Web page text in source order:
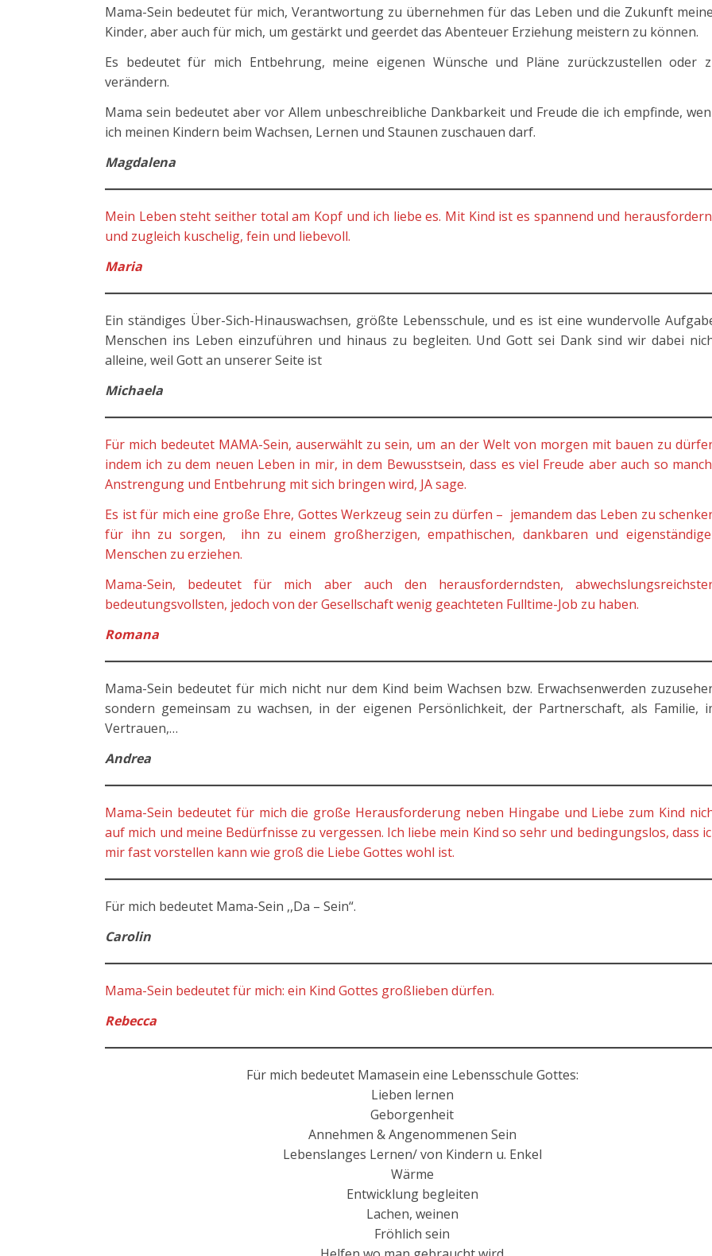
Mama-Sein bedeutet für mich, Verantwortung zu übernehmen für das Leben und die Zukunft
Kinder, aber auch für mich, um gestärkt und geerdet das Abenteuer Erziehung meistern zu können.
Es bedeutet für mich Entbehrung, meine eigenen Wünsche und Pläne zurückzustellen oder
verändern.
Mama sein bedeutet aber vor Allem unbeschreibliche Dankbarkeit und Freude die ich empfinde,
ich meinen Kindern beim Wachsen, Lernen und Staunen zuschauen darf.
Magdalena
Mein Leben steht seither total am Kopf und ich liebe es. Mit Kind ist es spannend und
und zugleich kuschelig, fein und liebevoll.
Maria
Ein ständiges Über-Sich-Hinauswachsen, größte Lebensschule, und es ist eine wundervolle
Menschen ins Leben einzuführen und hinaus zu begleiten. Und Gott sei Dank sind wir dabei
alleine, weil Gott an unserer Seite ist
Michaela
Für mich bedeutet MAMA-Sein, auserwählt zu sein, um an der Welt von morgen mit bauen zu
indem ich zu dem neuen Leben in mir, in dem Bewusstsein, dass es viel Freude aber auch so
Anstrengung und Entbehrung mit sich bringen wird, JA sage.
Es ist für mich eine große Ehre, Gottes Werkzeug sein zu dürfen – jemandem das Leben zu
für ihn zu sorgen, ihn zu einem großherzigen, empathischen, dankbaren und
Menschen zu erziehen.
Mama-Sein, bedeutet für mich aber auch den herausforderndsten,
bedeutungsvollsten, jedoch von der Gesellschaft wenig geachteten Fulltime-Job zu haben.
Romana
Mama-Sein bedeutet für mich nicht nur dem Kind beim Wachsen bzw. Erwachsenwerden
sondern gemeinsam zu wachsen, in der eigenen Persönlichkeit, der Partnerschaft, als Familie,
Vertrauen,…
Andrea
Mama-Sein bedeutet für mich die große Herausforderung neben Hingabe und Liebe zum Kind
auf mich und meine Bedürfnisse zu vergessen. Ich liebe mein Kind so sehr und bedingungslos, dass
mir fast vorstellen kann wie groß die Liebe Gottes wohl ist.
Für mich bedeutet Mama-Sein ,,Da – Sein“.
Carolin
Mama-Sein bedeutet für mich: ein Kind Gottes großlieben dürfen.
Rebecca
Für mich bedeutet Mamasein eine Lebensschule Gottes:
Lieben lernen
Geborgenheit
Annehmen & Angenommenen Sein
Lebenslanges Lernen/ von Kindern u. Enkel
Wärme
Entwicklung begleiten
Lachen, weinen
Fröhlich sein